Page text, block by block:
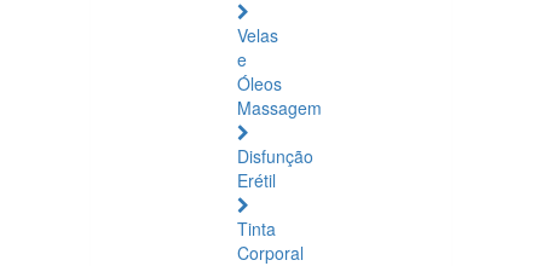
Velas
e
Óleos
Massagem
Disfunção
Erétil
Tinta
Corporal